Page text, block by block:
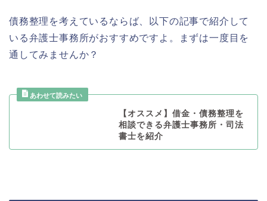
債務整理を考えているならば、以下の記事で紹介して
いる弁護士事務所がおすすめですよ。まずは一度目を
通してみませんか？
【オススメ】借金・債務整理を
相談できる弁護士事務所・司法
書士を紹介